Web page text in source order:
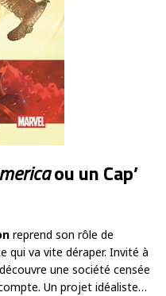
ou un Cap’
reprend son rôle de
qui va vite déraper. Invité à
une société censée
Un projet idéaliste…